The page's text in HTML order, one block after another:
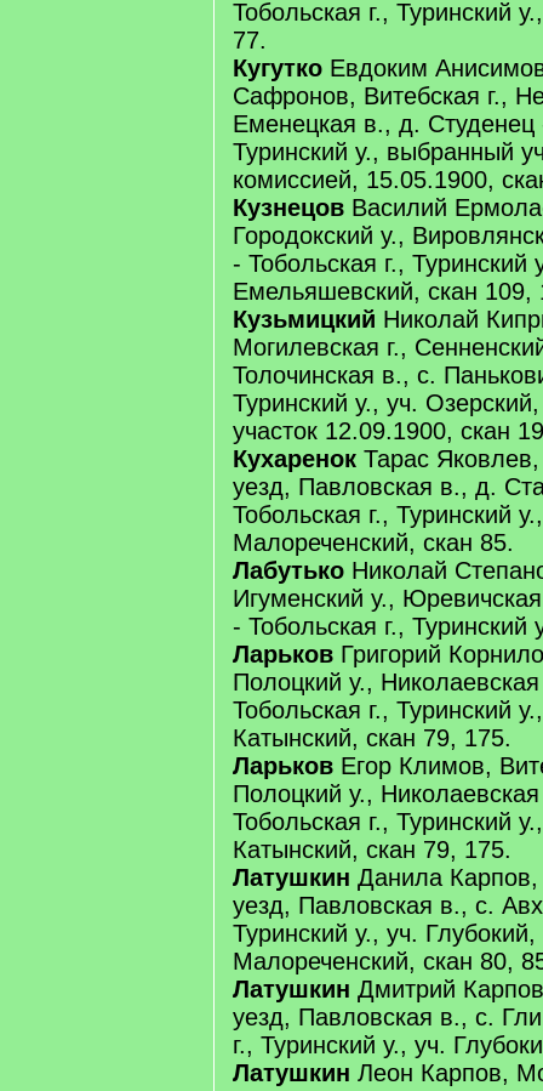
Тобольская г., Туринский
77.
Кугутко Евдоким
Сафронов, Витебская г.,
Еменецкая в., д. Студенец
Туринский у., выбранный
комиссией, 15.05.1900,
Кузнецов Василий
Городокский у.,
- Тобольская г., Туринский
Емельяшевский, скан 109,
Кузьмицкий Николай
Могилевская г.,
Толочинская в., с.
Туринский у., уч.
участок 12.09.1900, скан
Кухаренок Тарас
уезд, Павловская в., д.
Тобольская г., Туринский
Малореченский, скан 85.
Лабутько Николай
Игуменский у.,
- Тобольская г., Туринский
Ларьков Григорий
Полоцкий у.,
Тобольская г., Туринский
Катынский, скан 79, 175.
Ларьков Егор Климов,
Полоцкий у.,
Тобольская г., Туринский
Катынский, скан 79, 175.
Латушкин Данила Карпов,
уезд, Павловская в., с.
Туринский у., уч. Глубокий,
Малореченский, скан 80,
Латушкин Дмитрий
уезд, Павловская в., с.
г., Туринский у., уч.
Латушкин Леон Карпов,